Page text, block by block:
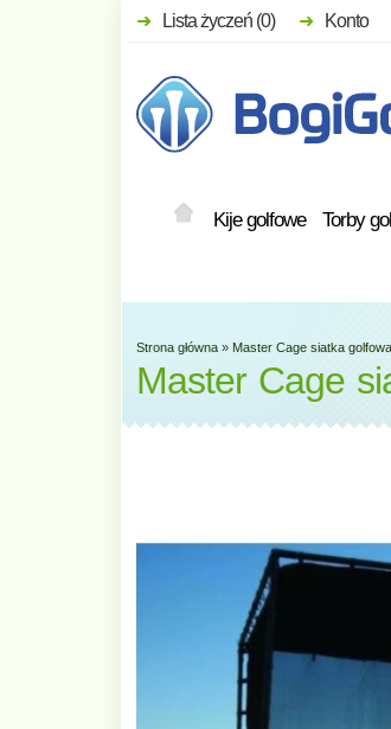
Kije golfowe Torby
Lista życzeń (0) Konto
Strona główna » Master Cage siatka
Master Cage